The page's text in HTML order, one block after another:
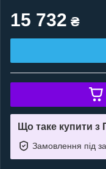
15 732 ₴
Що таке купити з
Замовлення під